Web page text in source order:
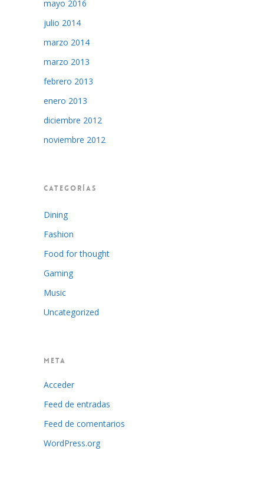
mayo 2016
julio 2014
marzo 2014
marzo 2013
febrero 2013
enero 2013
diciembre 2012
noviembre 2012
CATEGORÍAS
Dining
Fashion
Food for thought
Gaming
Music
Uncategorized
META
Acceder
Feed de entradas
Feed de comentarios
WordPress.org